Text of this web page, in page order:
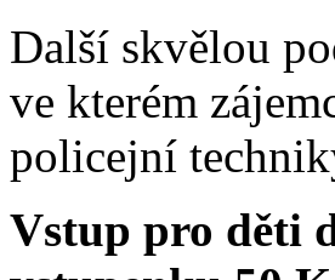
Další skvělou
ve kterém
policejní
Vstup pro děti